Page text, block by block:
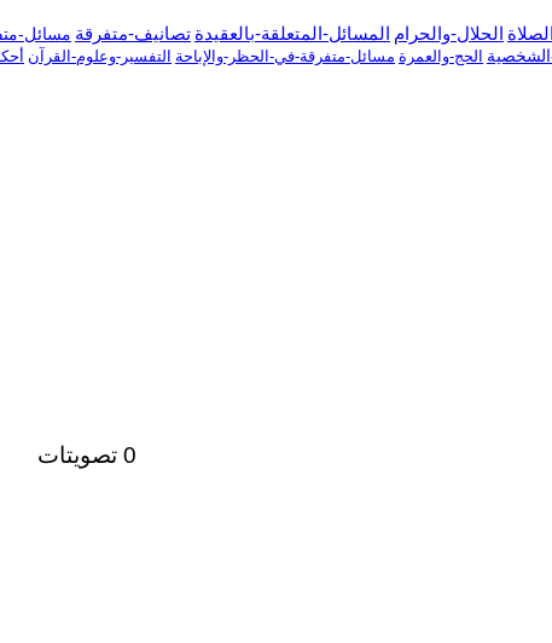
الحلال-والحرام المسائل-المتعلقة-بالعقيدة تصانيف-متفرقة مسائل-
الشخصية الحج-والعمرة مسائل-متفرقة-في-الحظر-والإباحة التفسير-وعلوم-القرآن
0تصويتات